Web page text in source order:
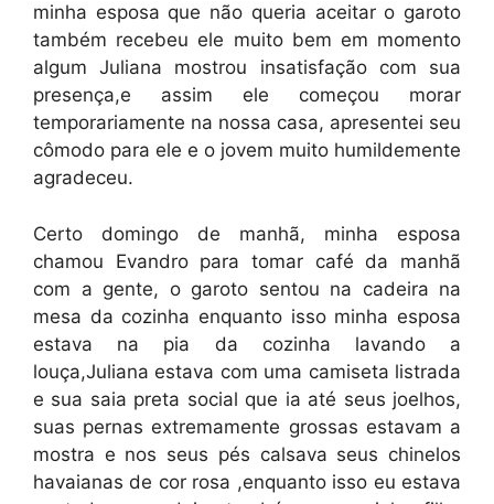
minha esposa que não queria aceitar o garoto
também recebeu ele muito bem em momento
algum Juliana mostrou insatisfação com sua
presença,e assim ele começou morar
temporariamente na nossa casa, apresentei seu
cômodo para ele e o jovem muito humildemente
agradeceu.
Certo domingo de manhã, minha esposa
chamou Evandro para tomar café da manhã
com a gente, o garoto sentou na cadeira na
mesa da cozinha enquanto isso minha esposa
estava na pia da cozinha lavando a
louça,Juliana estava com uma camiseta listrada
e sua saia preta social que ia até seus joelhos,
suas pernas extremamente grossas estavam a
mostra e nos seus pés calsava seus chinelos
havaianas de cor rosa ,enquanto isso eu estava